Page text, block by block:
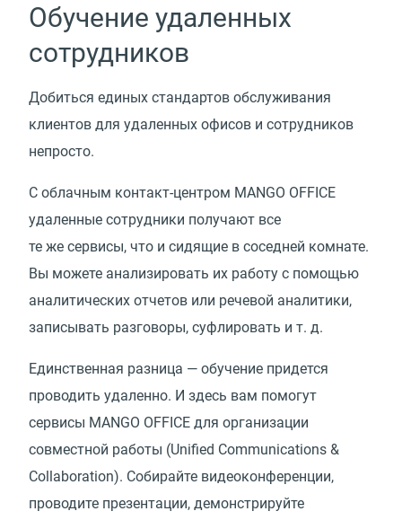
Обучение удаленных
сотрудников
Добиться единых стандартов обслуживания
клиентов для удаленных офисов и сотрудников
непросто.
С облачным контакт-центром MANGO OFFICE
удаленные сотрудники получают все
те же сервисы, что и сидящие в соседней комнате.
Вы можете анализировать их работу с помощью
аналитических отчетов или речевой аналитики,
записывать разговоры, суфлировать и т. д.
Единственная разница — обучение придется
проводить удаленно. И здесь вам помогут
сервисы MANGO OFFICE для организации
совместной работы (Unified Communications &
Collaboration). Собирайте видеоконференции,
проводите презентации, демонстрируйте